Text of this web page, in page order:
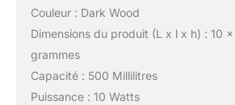
Couleur : Dark Wood
Dimensions du produit (L x l x h) : 10
grammes
Capacité : 500 Millilitres
Puissance : 10 Watts